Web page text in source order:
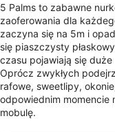
5 Palms to zabawne
zaoferowania dla
zaczyna się na 5m i
się piaszczysty
czasu pojawiają się
Oprócz zwykłych
rafowe, sweetlipy,
odpowiednim momencie
mobulę.